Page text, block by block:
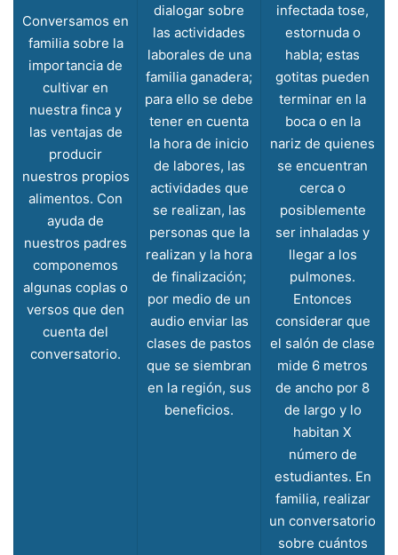
Conversamos en
familia sobre la
importancia de
cultivar en
nuestra finca y
las ventajas de
producir
nuestros propios
alimentos. Con
ayuda de
nuestros padres
componemos
algunas coplas o
versos que den
cuenta del
conversatorio.
dialogar sobre
las actividades
laborales de una
familia ganadera;
para ello se debe
tener en cuenta
la hora de inicio
de labores, las
actividades que
se realizan, las
personas que la
realizan y la hora
de finalización;
por medio de un
audio enviar las
clases de pastos
que se siembran
en la región, sus
beneficios.
infectada tose,
estornuda o
habla; estas
gotitas pueden
terminar en la
boca o en la
nariz de quienes
se encuentran
cerca o
posiblemente
ser inhaladas y
llegar a los
pulmones.
Entonces
considerar que
el salón de clase
mide 6 metros
de ancho por 8
de largo y lo
habitan X
número de
estudiantes. En
familia, realizar
un conversatorio
sobre cuántos